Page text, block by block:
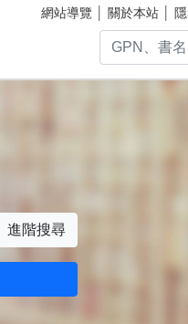
網站導覽 關於本站
進階搜尋